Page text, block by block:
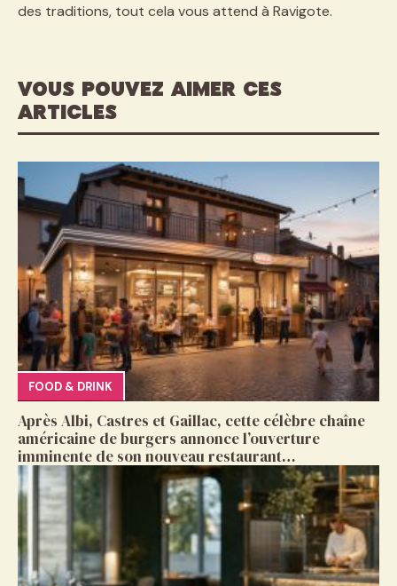
des traditions, tout cela vous attend à Ravigote.
VOUS POUVEZ AIMER CES
ARTICLES
FOOD & DRINK
Après Albi, Castres et Gaillac, cette célèbre chaîne
américaine de burgers annonce l’ouverture
imminente de son nouveau restaurant…